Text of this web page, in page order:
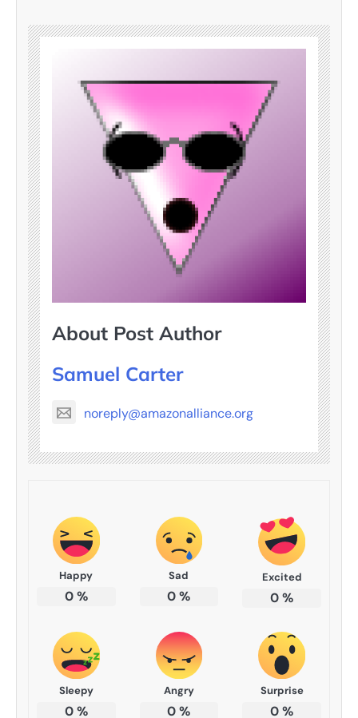
About Post Author
Samuel Carter
noreply@amazonalliance.org
Happy
0%
Sad
0%
Excited
0%
Sleepy
0%
Angry
0%
Surprise
0%